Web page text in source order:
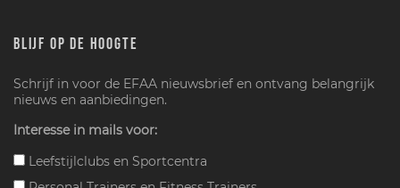
BLIJF OP DE HOOGTE
Schrijf in voor de EFAA nieuwsbrief en ontvang belangrijk
nieuws en aanbiedingen.
Interesse in mails voor:
Leefstijlclubs en Sportcentra